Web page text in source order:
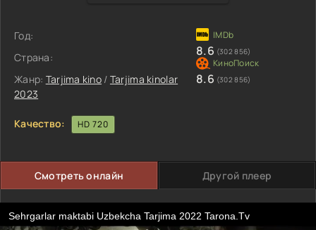
Год:
Страна:
Жанр: Tarjima kino / Tarjima kinolar
2023
8.6 (302 856)
8.6 (302 856)
Качество: HD 720
Смотреть онлайн Другой плеер